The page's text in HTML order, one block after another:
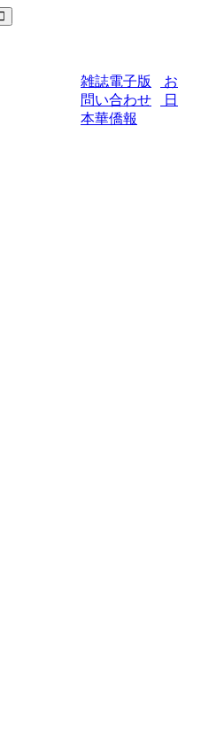
雑誌電子版
お
問い合わせ
日
本華僑報